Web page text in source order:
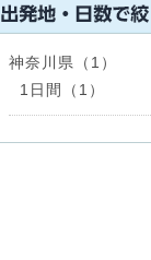
神奈川県（1）
1日間（1）